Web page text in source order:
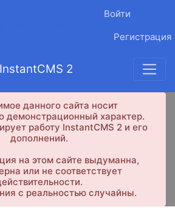
Войти
Регистрация
2
данного сайта носит
демонстрационный характер.
работу InstantCMS 2 и его
дополнений.
на этом сайте выдуманна,
или не соответствует
с реальностью случайны.